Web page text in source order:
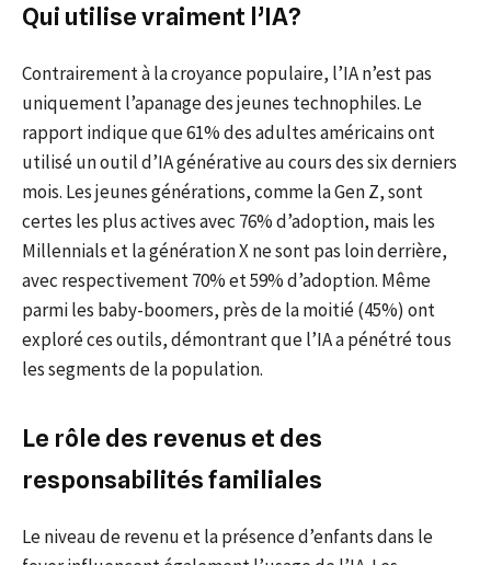
Qui utilise vraiment l’IA?
Contrairement à la croyance populaire, l’IA n’est pas
uniquement l’apanage des jeunes technophiles. Le
rapport indique que 61% des adultes américains ont
utilisé un outil d’IA générative au cours des six derniers
mois. Les jeunes générations, comme la Gen Z, sont
certes les plus actives avec 76% d’adoption, mais les
Millennials et la génération X ne sont pas loin derrière,
avec respectivement 70% et 59% d’adoption. Même
parmi les baby-boomers, près de la moitié (45%) ont
exploré ces outils, démontrant que l’IA a pénétré tous
les segments de la population.
Le rôle des revenus et des
responsabilités familiales
Le niveau de revenu et la présence d’enfants dans le